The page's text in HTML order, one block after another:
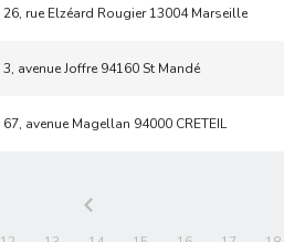
26, rue Elzéard Rougier 13004 Marseille
3, avenue Joffre 94160 St Mandé
67, avenue Magellan 94000 CRETEIL